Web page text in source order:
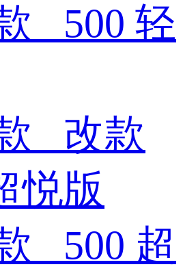
500 轻
改款
悦版
500 超